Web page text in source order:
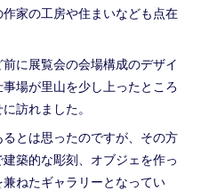
家の工房や住まいなども点在
に展覧会の会場構成のデザイ
場が里山を少し上ったところ
訪れました。
とは思ったのですが、その方
築的な彫刻、オブジェを作っ
ねたギャラリーとなってい